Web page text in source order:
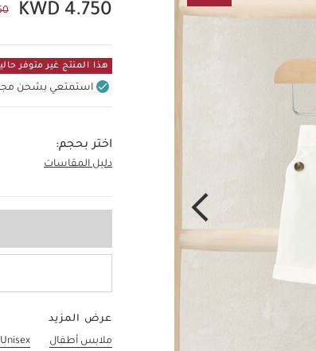
KWD 4.750
هذا المنتج غير متوفر
استمتعي بشحن مجاني
اختر بحجم:
دليل المقاسات
9-12 Months
عرض المزيد
ملابس أطفال
Unisex